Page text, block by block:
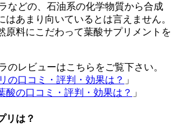
などの、石油系の化学物質から合成
はあまり向いているとは言えません。
原料にこだわって葉酸サプリメントを
のレビューはこちらをご覧下さい。
の口コミ・評判・効果は？ 」
酸の口コミ・評判・効果は？ 」
リは？